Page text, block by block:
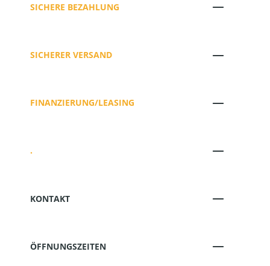
SICHERE BEZAHLUNG
SICHERER VERSAND
FINANZIERUNG/LEASING
.
KONTAKT
ÖFFNUNGSZEITEN